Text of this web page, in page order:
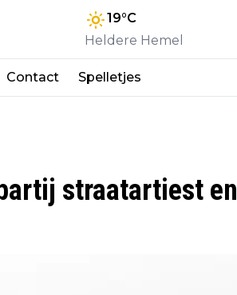
19°C
Heldere Hemel
Contact Spelletjes
straatartiest en